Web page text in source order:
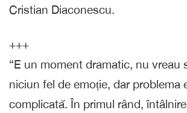
Cristian Diaconescu.
+++
“E un moment dramatic, nu vreau
niciun fel de emoție, dar problema
complicată. În primul rând,